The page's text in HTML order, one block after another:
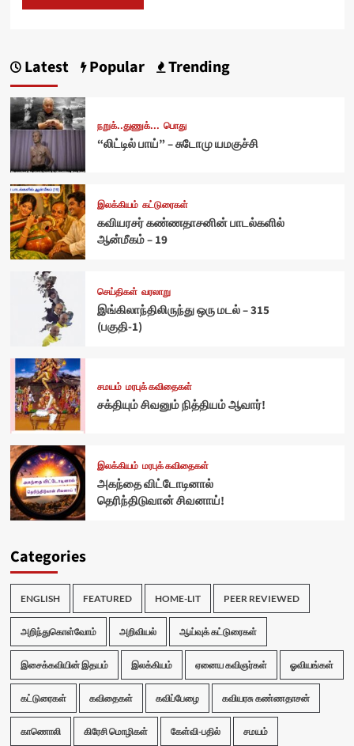
Latest Popular Trending
நறுக்..துணுக்... பொது
“லிட்டில் பாய்” – சுடோமு யமகுச்சி
இலக்கியம் கட்டுரைகள்
கவியரசர் கண்ணதாசனின் பாடல்களில்
ஆன்மீகம் – 19
செய்திகள் வரலாறு
இங்கிலாந்திலிருந்து ஒரு மடல் – 315
(பகுதி-1)
சமயம் மரபுக் கவிதைகள்
சக்தியும் சிவனும் நித்தியம் ஆவார்!
இலக்கியம் மரபுக் கவிதைகள்
அகந்தை விட்டோடினால்
தெரிந்திடுவான் சிவனாய்!
Categories
ENGLISH FEATURED HOME-LIT PEER REVIEWED
அறிந்துகொள்வோம் அறிவியல் ஆய்வுக் கட்டுரைகள்
இசைக்கவியின் இதயம் இலக்கியம் ஏனைய கவிஞர்கள் ஓவியங்கள்
கட்டுரைகள் கவிதைகள் கவிப்பேழை கவியரசு கண்ணதாசன்
காணொலி கிரேசி மொழிகள் கேள்வி-பதில் சமயம்